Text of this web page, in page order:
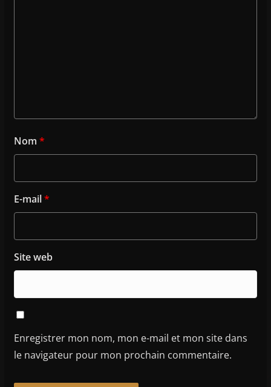
Nom *
E-mail*
Site web
Enregistrer mon nom, mon e-mail et mon site dans
le navigateur pour mon prochain commentaire.